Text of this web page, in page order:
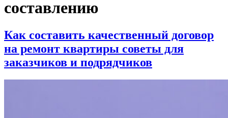
составлению
Как составить качественный договор
на ремонт квартиры советы для
заказчиков и подрядчиков